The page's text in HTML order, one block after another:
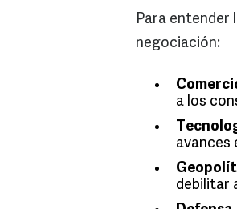
Para entender
negociación:
a los
avances
debilitar